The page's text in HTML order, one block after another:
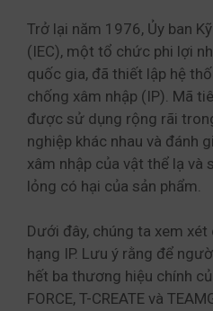
Trở lại năm 1976, Ủy ban
(IEC), một tổ chức phi lợi
quốc gia, đã thiết lập hệ
chống xâm nhập (IP). Mã
được sử dụng rộng rãi
nghiệp khác nhau và đánh
xâm nhập của vật thể lạ và
lỏng có hại của sản phẩm.
Dưới đây, chúng ta xem xét
hạng IP. Lưu ý rằng để
hết ba thương hiệu chính
FORCE, T-CREATE và